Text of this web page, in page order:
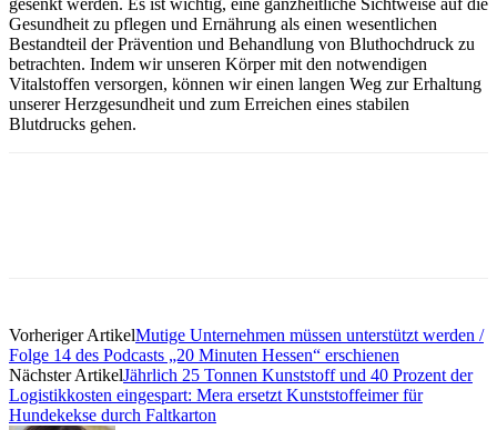
gesenkt werden. Es ist wichtig, eine ganzheitliche Sichtweise auf die
Gesundheit zu pflegen und Ernährung als einen wesentlichen
Bestandteil der Prävention und Behandlung von Bluthochdruck zu
betrachten. Indem wir unseren Körper mit den notwendigen
Vitalstoffen versorgen, können wir einen langen Weg zur Erhaltung
unserer Herzgesundheit und zum Erreichen eines stabilen
Blutdrucks gehen.
Vorheriger ArtikelMutige Unternehmen müssen unterstützt werden /
Folge 14 des Podcasts „20 Minuten Hessen“ erschienen
Nächster ArtikelJährlich 25 Tonnen Kunststoff und 40 Prozent der
Logistikkosten eingespart: Mera ersetzt Kunststoffeimer für
Hundekekse durch Faltkarton